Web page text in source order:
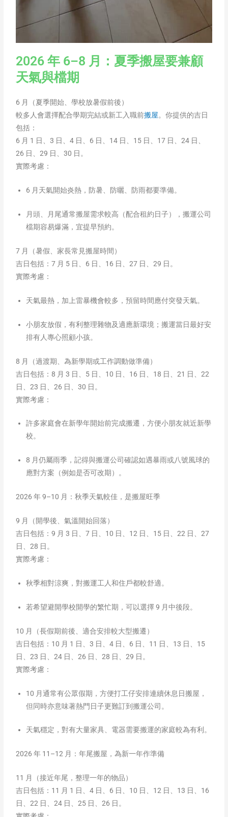
2026 年 6–8 月：夏季搬屋要兼顧
天氣與檔期
6 月（夏季開始、學校放暑假前後）
較多人會選擇配合學期完結或新工入職前搬屋。你提供的吉日
包括：
6 月 1 日、3 日、4 日、6 日、14 日、15 日、17 日、24 日、
26 日、29 日、30 日。
實際考慮：
6 月天氣開始炎熱，防暑、防曬、防雨都要準備。
月頭、月尾通常搬屋需求較高（配合租約日子），搬運公司
檔期容易爆滿，宜提早預約。
7 月（暑假、家長常見搬屋時間）
吉日包括：7 月 5 日、6 日、16 日、27 日、29 日。
實際考慮：
天氣最熱，加上雷暴機會較多，預留時間應付突發天氣。
小朋友放假，有利整理雜物及適應新環境；搬運當日最好安
排有人專心照顧小孩。
8 月（過渡期、為新學期或工作調動做準備）
吉日包括：8 月 3 日、5 日、10 日、16 日、18 日、21 日、22
日、23 日、26 日、30 日。
實際考慮：
許多家庭會在新學年開始前完成搬遷，方便小朋友就近新學
校。
8 月仍屬雨季，記得與搬運公司確認如遇暴雨或八號風球的
應對方案（例如是否可改期）。
2026 年 9–10 月：秋季天氣較佳，是搬屋旺季
9 月（開學後、氣溫開始回落）
吉日包括：9 月 3 日、7 日、10 日、12 日、15 日、22 日、27
日、28 日。
實際考慮：
秋季相對涼爽，對搬運工人和住戶都較舒適。
若希望避開學校開學的繁忙期，可以選擇 9 月中後段。
10 月（長假期前後、適合安排較大型搬遷）
吉日包括：10 月 1 日、3 日、4 日、6 日、11 日、13 日、15
日、23 日、24 日、26 日、28 日、29 日。
實際考慮：
10 月通常有公眾假期，方便打工仔安排連續休息日搬屋，
但同時亦意味著熱門日子更難訂到搬運公司。
天氣穩定，對有大量家具、電器需要搬運的家庭較為有利。
2026 年 11–12 月：年尾搬屋，為新一年作準備
11 月（接近年尾，整理一年的物品）
吉日包括：11 月 1 日、4 日、6 日、10 日、12 日、13 日、16
日、22 日、24 日、25 日、26 日。